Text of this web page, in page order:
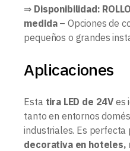
⇒ Disponibilidad:
medida– Opciones de
pequeños o grandes
Aplicaciones
Esta tira LED de 24V es
tanto en entornos
industriales. Es perfecta
decorativa en